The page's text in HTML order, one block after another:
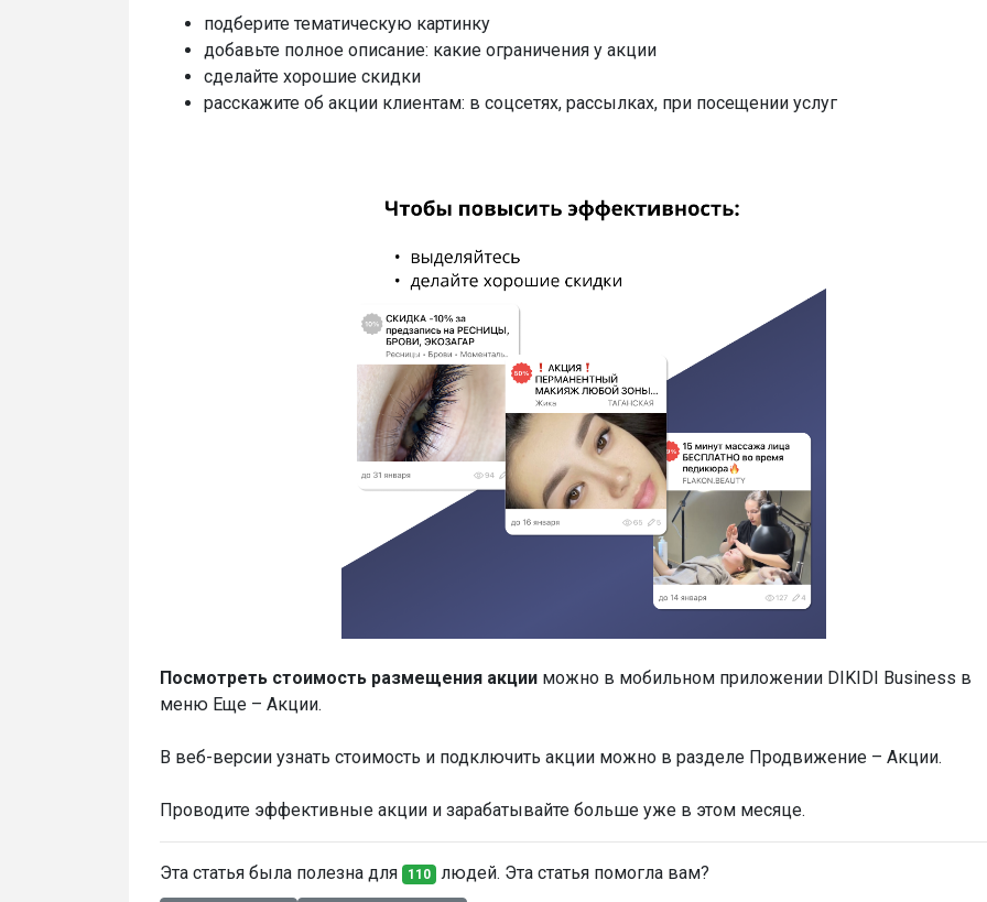
подберите тематическую картинку
добавьте полное описание: какие ограничения у акции
сделайте хорошие скидки
расскажите об акции клиентам: в соцсетях, рассылках, при посещении услуг
Посмотреть стоимость размещения акции можно в мобильном приложении DIKIDI Business в
меню Еще – Акции.
В веб-версии узнать стоимость и подключить акции можно в разделе Продвижение – Акции.
Проводите эффективные акции и зарабатывайте больше уже в этом месяце.
Эта статья была полезна для 110 людей. Эта статья помогла вам?